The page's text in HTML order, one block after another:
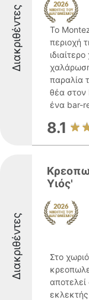
Διακριθέντες
Το
περιοχή
παραλία
θέα στον
ένα bar-
8.1
Διακριθέντες
Υιός'
Στο